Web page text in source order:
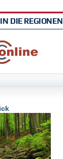
DIE REGIONEN